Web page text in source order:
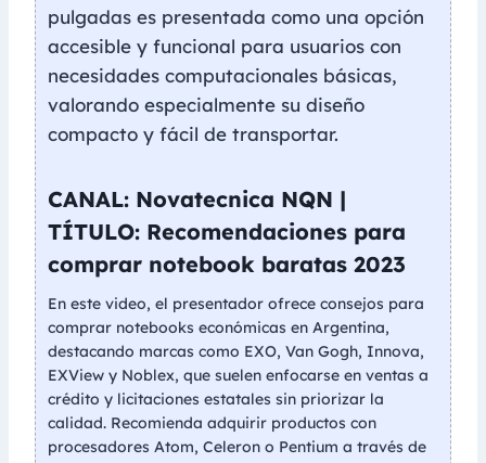
pulgadas es presentada como una opción
accesible y funcional para usuarios con
necesidades computacionales básicas,
valorando especialmente su diseño
compacto y fácil de transportar.
CANAL: Novatecnica NQN |
TÍTULO: Recomendaciones para
comprar notebook baratas 2023
En este video, el presentador ofrece consejos para
comprar notebooks económicas en Argentina,
destacando marcas como EXO, Van Gogh, Innova,
EXView y Noblex, que suelen enfocarse en ventas a
crédito y licitaciones estatales sin priorizar la
calidad. Recomienda adquirir productos con
procesadores Atom, Celeron o Pentium a través de